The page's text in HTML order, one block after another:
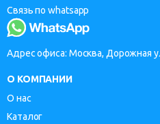
Связь по whatsapp
Адрес офиса: Москва, Дорожная
О КОМПАНИИ
О нас
Каталог